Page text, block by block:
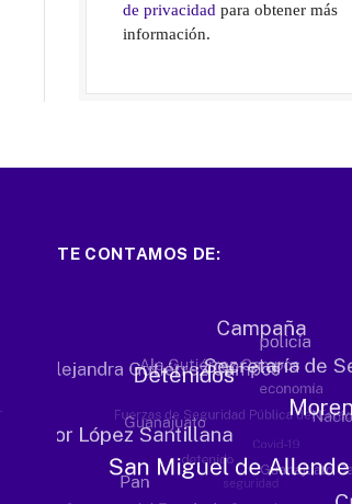
de privacidad para obtener más
información.
TE CONTAMOS DE: